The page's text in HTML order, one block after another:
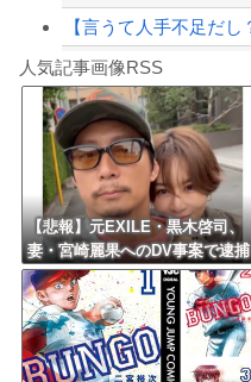
8/4のニュース
更新中止のお知らせ
人気記事画像RSS
【悲報】元EXILE・黒木啓司、
妻・宮崎麗果へのDV事案で逮捕
されていた！宮崎は全身打撲、
頭部裂傷及び打撲、頸部損
傷・・・